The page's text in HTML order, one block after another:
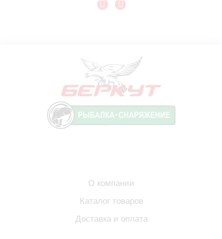
О компании
Каталог товаров
Доставка и оплата